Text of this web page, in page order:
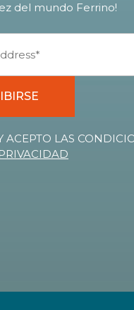
del mundo Ferrino!
ACEPTO LAS